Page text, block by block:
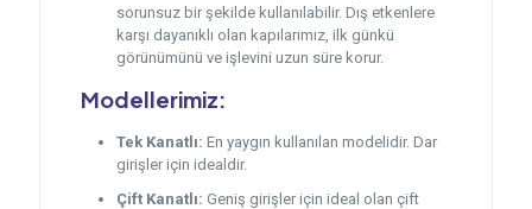
sorunsuz bir şekilde kullanılabilir. Dış etkenlere
karşı dayanıklı olan kapılarımız, ilk günkü
görünümünü ve işlevini uzun süre korur.
Modellerimiz:
Tek Kanatlı: En yaygın kullanılan modelidir. Dar
girişler için idealdir.
Çift Kanatlı: Geniş girişler için ideal olan çift